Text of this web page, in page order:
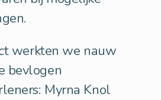
werkten we nauw
bevlogen
Myrna Knol